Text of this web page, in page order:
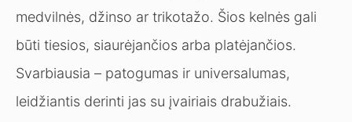
medvilnės, džinso ar trikotažo. Šios kelnės gali
būti tiesios, siaurėjančios arba platėjančios.
Svarbiausia – patogumas ir universalumas,
leidžiantis derinti jas su įvairiais drabužiais.